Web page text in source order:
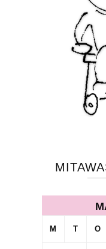
M T O